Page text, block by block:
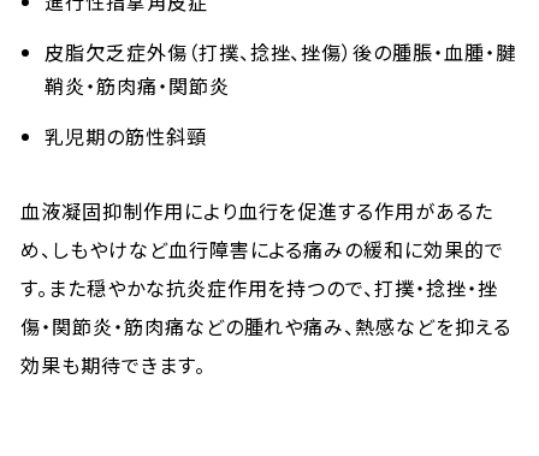
皮脂欠乏症外傷（打撲、捻挫、挫傷）後の腫脹・血腫・腱
鞘炎・筋肉痛・関節炎
乳児期の筋性斜頸
血液凝固抑制作用により血行を促進する作用があるた
め、しもやけなど血行障害による痛みの緩和に効果的で
す。また穏やかな抗炎症作用を持つので、打撲・捻挫・挫
傷・関節炎・筋肉痛などの腫れや痛み、熱感などを抑える
効果も期待できます。